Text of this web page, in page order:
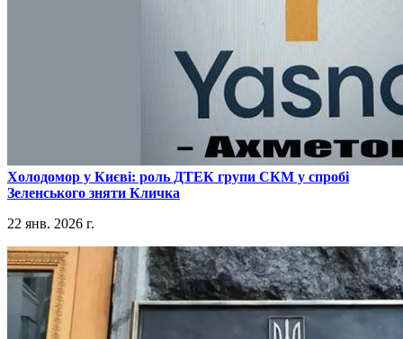
​Холодомор у Києві: роль ДТЕК групи СКМ у спробі
Зеленського зняти Кличка
22 янв. 2026 г.